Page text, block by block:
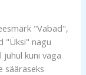
"Vabad",
"Üksi" nagu
juhul kuni väga
sääraseks